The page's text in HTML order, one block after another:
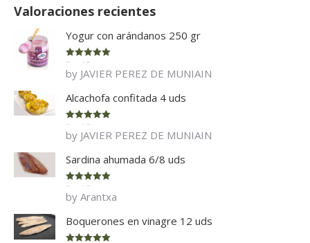
Valoraciones recientes
Yogur con arándanos 250 gr
Rated 5
of 5
by JAVIER PEREZ DE MUNIAIN
Alcachofa confitada 4 uds
Rated 5
of 5
by JAVIER PEREZ DE MUNIAIN
Sardina ahumada 6/8 uds
Rated 5
of 5
by Arantxa
Boquerones en vinagre 12 uds